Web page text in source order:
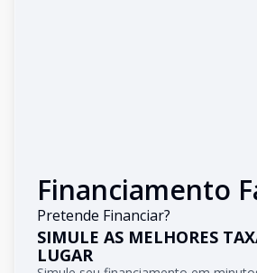
Financiamento
Pretende Financiar?
SIMULE AS MELHORES
LUGAR